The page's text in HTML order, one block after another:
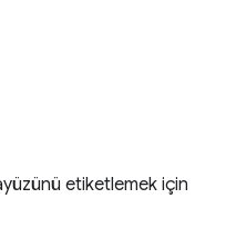
etiketlemek için